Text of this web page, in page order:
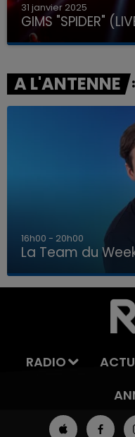
LA TEAM DU
31 janvier 2025
GIMS "SPIDER"
A L'ANTENNE
16h00 - 20h00
La Team du
RADIO